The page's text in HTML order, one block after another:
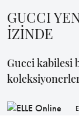
GUCCI
İZİNDE
Gucci kabilesi